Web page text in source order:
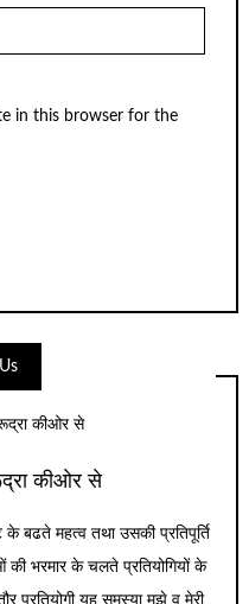
in this browser for the
कीओर से
के बढते महत्व तथा उसकी प्रतिपूर्ति
भरमार के चलते प्रतियोगियों के
प्रतियोगी यह समस्या मुझे व मेरी